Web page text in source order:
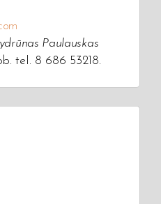
Paulauskas
tel. 8 686 53218.